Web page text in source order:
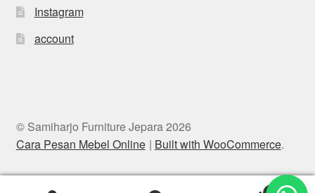
Instagram
account
© Samiharjo Furniture Jepara 2026
Cara Pesan Mebel Online
Built with WooCommerce.